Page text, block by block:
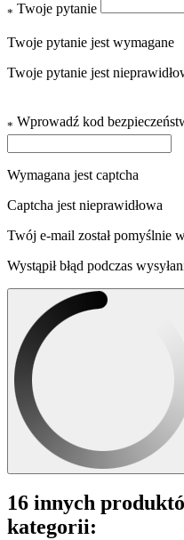
* Twoje pytanie
Twoje pytanie jest wymagane
Twoje pytanie jest
* Wprowadź kod
Wymagana jest captcha
Captcha jest nieprawidłowa
Twój e-mail został pomyślnie
Wystąpił błąd podczas
16 innych
kategorii: